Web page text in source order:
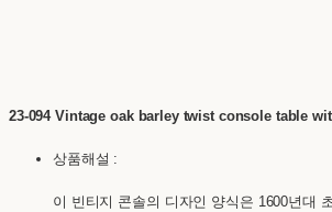
23-094 Vintage oak barley twist console table
상품해설 :
이 빈티지 콘솔의 디자인 양식은 1600년대